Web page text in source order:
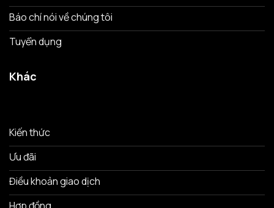
Báo chí nói về chúng tôi
Tuyển dụng
Khác
Kiến thức
Ưu đãi
Điều khoản giao dịch
Hợp đồng